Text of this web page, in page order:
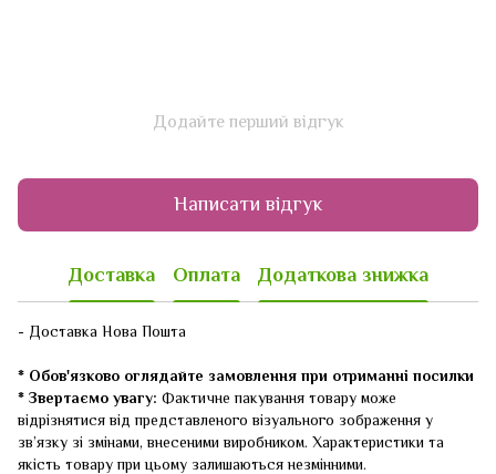
Додайте перший відгук
Написати відгук
Доставка Оплата Додаткова знижка
- Доставка Нова Пошта
* Обов'язково оглядайте замовлення при отриманні посилки
* Звертаємо увагу: Фактичне пакування товару може
відрізнятися від представленого візуального зображення у
зв’язку зі змінами, внесеними виробником. Характеристики та
якість товару при цьому залишаються незмінними.